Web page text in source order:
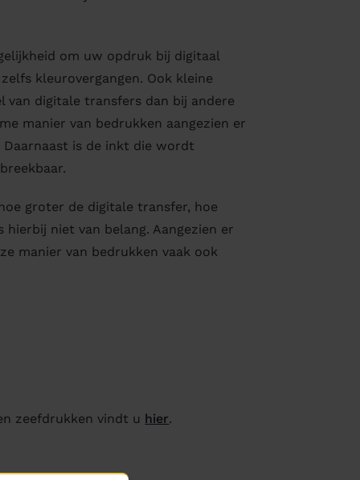
om uw opdruk bij digitaal
kleurovergangen. Ook kleine
digitale transfers dan bij andere
manier van bedrukken aangezien er
is de inkt die wordt
groter de digitale transfer, hoe
niet van belang. Aangezien er
manier van bedrukken vaak ook
zeefdrukken vindt u hier.